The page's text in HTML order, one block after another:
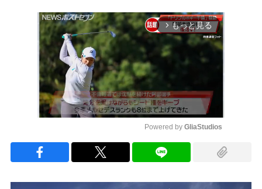
arrow_forward_ios もっと見る
Powered by GliaStudios